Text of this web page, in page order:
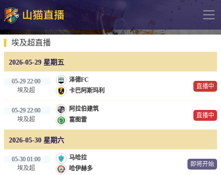
导
网站首页
足球直播
英超
德甲
法甲
欧冠杯
埃及超直播
2026-05-29 星期五
05-29 22:00
埃及超
泽德FC
卡巴阿斯玛利
直播中
05-29 22:00
埃及超
阿拉伯建筑
富图雷
直播中
2026-05-30 星期六
05-30 01:00
埃及超
马哈拉
哈伊赫多
即将开始